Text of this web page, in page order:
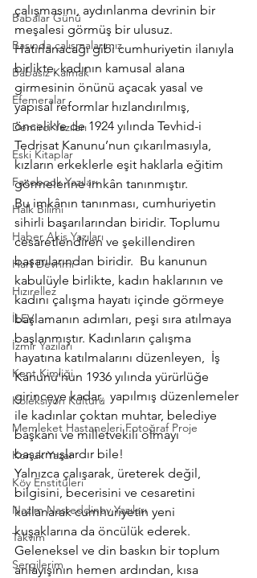
Babalar Günü
Basında çalışmalarımız
Babasız Kalmak
Efemeralar
Demirci Yazıları
Eski Kitaplar
Facebook Yazıları
Halk Bilimi
Haber Akis Yazıları
Harf Devrimi
Hızırellez
İLEV
İzmir Yazıları
Kent Kimliği
Koleksiyon Kültürü
Memleket Hastaneleri Fotoğraf Proje
Konuk Yazar
Köy Enstitüleri
Nazim Nasreddinov Yazıları
Takvim
Sergilerim
çalışmasını, aydınlanma devrinin bir
meşalesi görmüş bir ulusuz.
Hatırlanacağı gibi cumhuriyetin ilanıyla
birlikte, kadının kamusal alana
girmesinin önünü açacak yasal ve
yapısal reformlar hızlandırılmış,
öncelikle de 1924 yılında Tevhid-i
Tedrisat Kanunu’nun çıkarılmasıyla,
kızların erkeklerle eşit haklarla eğitim
görmelerine imkân tanınmıştır.
Bu imkânın tanınması, cumhuriyetin
sihirli başarılarından biridir. Toplumu
cesaretlendiren ve şekillendiren
başarılarından biridir.  Bu kanunun
kabulüyle birlikte, kadın haklarının ve
kadını çalışma hayatı içinde görmeye
başlamanın adımları, peşi sıra atılmaya
başlanmıştır. Kadınların çalışma
hayatına katılmalarını düzenleyen,  İş
Kanunu’nun 1936 yılında yürürlüğe
girinceye kadar,  yapılmış düzenlemeler
ile kadınlar çoktan muhtar, belediye
başkanı ve milletvekili olmayı
başarmışlardır bile!
Yalnızca çalışarak, üreterek değil,
bilgisini, becerisini ve cesaretini
kullanarak cumhuriyetin yeni
kuşaklarına da öncülük ederek.
Geleneksel ve din baskın bir toplum
anlayışının hemen ardından, kısa